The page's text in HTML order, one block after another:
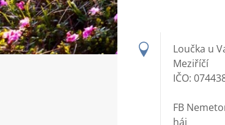
Loučka u
Meziříčí
IČO:
FB
háj